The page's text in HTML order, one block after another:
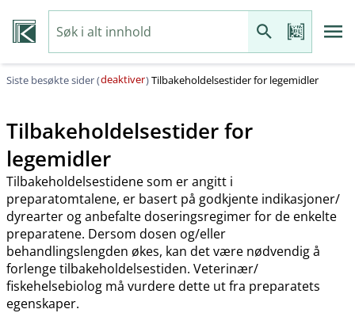
Siste besøkte sider (deaktiver)Tilbakeholdelsestider for legemidler
Tilbakeholdelsestider for
legemidler
Tilbakeholdelsestidene som er angitt i
preparatomtalene, er basert på godkjente indikasjoner​/​
dyrearter og anbefalte doseringsregimer for de enkelte
preparatene. Dersom dosen og​/​eller
behandlingslengden økes, kan det være nødvendig å
forlenge tilbakeholdelsestiden. Veterinær​/​
fiskehelsebiolog må vurdere dette ut fra preparatets
egenskaper.